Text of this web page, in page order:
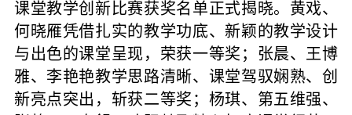
课堂教学创新比赛获奖名单正式揭晓。黄戏、
何晓雁凭借扎实的教学功底、新颖的教学设计
与出色的课堂呈现，荣获一等奖；张晨、王博
雅、李艳艳教学思路清晰、课堂驾驭娴熟、创
新亮点突出，斩获二等奖；杨琪、第五维强、